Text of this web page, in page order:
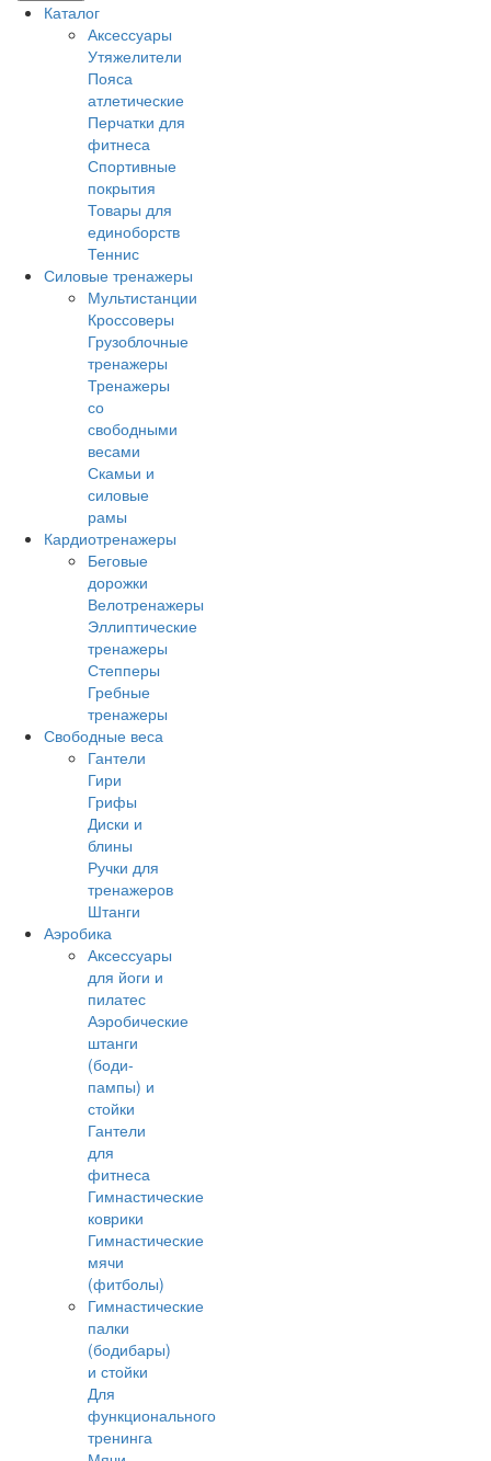
Каталог
Аксессуары
Утяжелители
Пояса
атлетические
Перчатки для
фитнеса
Спортивные
покрытия
Товары для
единоборств
Теннис
Силовые тренажеры
Мультистанции
Кроссоверы
Грузоблочные
тренажеры
Тренажеры
со
свободными
весами
Скамьи и
силовые
рамы
Кардиотренажеры
Беговые
дорожки
Велотренажеры
Эллиптические
тренажеры
Степперы
Гребные
тренажеры
Свободные веса
Гантели
Гири
Грифы
Диски и
блины
Ручки для
тренажеров
Штанги
Аэробика
Аксессуары
для йоги и
пилатес
Аэробические
штанги
(боди-
пампы) и
стойки
Гантели
для
фитнеса
Гимнастические
коврики
Гимнастические
мячи
(фитболы)
Гимнастические
палки
(бодибары)
и стойки
Для
функционального
тренинга